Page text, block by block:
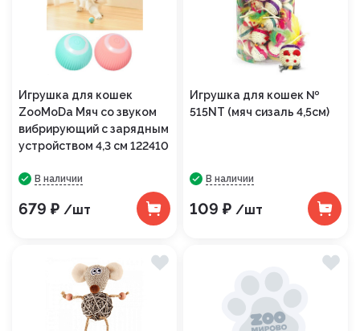
Игрушка для кошек
ZooMoDa Мяч со звуком
вибрирующий с зарядным
устройством 4,3 см 122410
В наличии
679 ₽ /шт
Игрушка для кошек №
515NT (мяч сизаль 4,5см)
В наличии
109 ₽ /шт